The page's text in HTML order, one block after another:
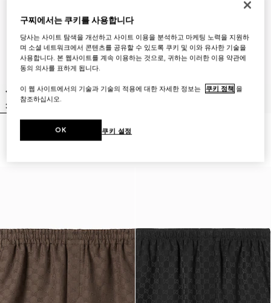
GG 코튼 캔버스 쇼츠
₩1,580,000
구찌에서는 쿠키를 사용합니다
당사는 사이트 탐색을 개선하고 사이트 이용을 분석하고 마케팅 노력을 지원하
며 소셜 네트워크에서 콘텐츠를 공유할 수 있도록 쿠키 및 이와 유사한 기술을
사용합니다. 본 웹사이트를 계속 이용하는 것으로, 귀하는 이러한 이용 약관에
동의 의사를 표하게 됩니다.
이 웹 사이트에서의 기술과 기술의 적용에 대한 자세한 정보는 쿠키 정책 을
참조하십시오.
쿠키 설정
OK